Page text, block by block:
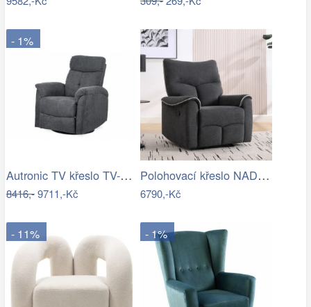
- 1%
Autronic TV křeslo TV-333 GREY - šedá…
8416,-9711,-Kč
Polohovací křeslo NADER Tempo Kondela
6790,-Kč
- 11% - 1%